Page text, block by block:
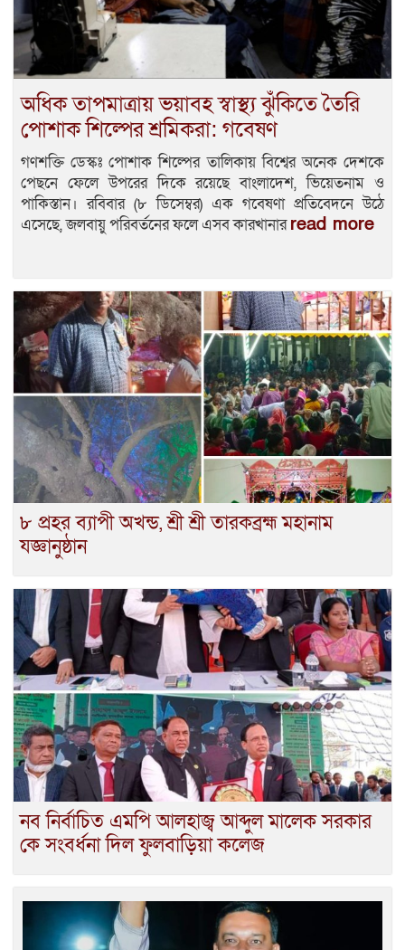
অধিক তাপমাত্রায় ভয়াবহ স্বাস্থ্য ঝুঁকিতে তৈরি
পোশাক শিল্পের শ্রমিকরা: গবেষণ
গণশক্তি ডেস্কঃ পোশাক শিল্পের তালিকায় বিশ্বের অনেক দেশকে
পেছনে ফেলে উপরের দিকে রয়েছে বাংলাদেশ, ভিয়েতনাম ও
পাকিস্তান। রবিবার (৮ ডিসেম্বর) এক গবেষণা প্রতিবেদনে উঠে
এসেছে, জলবায়ু পরিবর্তনের ফলে এসব কারখানারread more
৮ প্রহর ব্যাপী অখন্ড, শ্রী শ্রী তারকব্রহ্ম মহানাম
যজ্ঞানুষ্ঠান
নব নির্বাচিত এমপি আলহাজ্ব আব্দুল মালেক সরকার
কে সংবর্ধনা দিল ফুলবাড়িয়া কলেজ